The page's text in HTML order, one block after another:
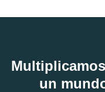
un